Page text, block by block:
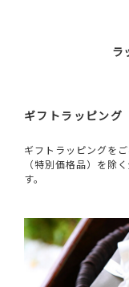
ラ
ギフトラッピング
ギフトラッピングを
（特別価格品）を除
す。